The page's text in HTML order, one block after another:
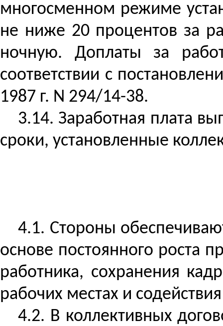
многосменном режиме
не ниже 20 процентов за
ночную. Доплаты за
соответствии с
1987 г. N 294/14-38.
3.14. Заработная плата
сроки, установленные
4.1. Стороны
основе постоянного роста
работника, сохранения
рабочих местах и
4.2. В коллективных